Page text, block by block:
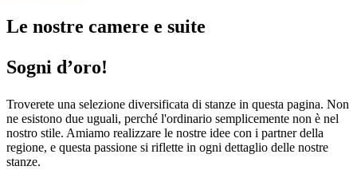
Le nostre camere e suite
Sogni d’oro!
Troverete una selezione diversificata di stanze in questa pagina. Non
ne esistono due uguali, perché l'ordinario semplicemente non è nel
nostro stile. Amiamo realizzare le nostre idee con i partner della
regione, e questa passione si riflette in ogni dettaglio delle nostre
stanze.